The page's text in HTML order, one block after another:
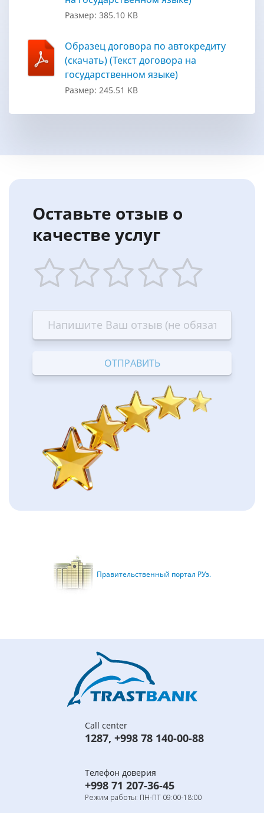
Размер: 385.10 KB
Образец договора по автокредиту
(скачать) (Текст договора на
государственном языке)
Размер: 245.51 KB
Оставьте отзыв о
качестве услуг
star
Terrible
stars
—
Bad
stars
—
OK
stars
—
Good
stars
—
Excellent
Правительственный портал РУз.
Call center
1287, +998 78 140-00-88
Телефон доверия
+998 71 207-36-45
Режим работы: ПН-ПТ 09:00-18:00